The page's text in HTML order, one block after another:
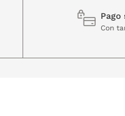
Pago
Con